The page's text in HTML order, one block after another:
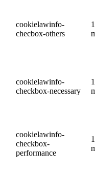
cookielawinfo-
checbox-others
cookielawinfo-
checkbox-necessary
cookielawinfo-
checkbox-
performance